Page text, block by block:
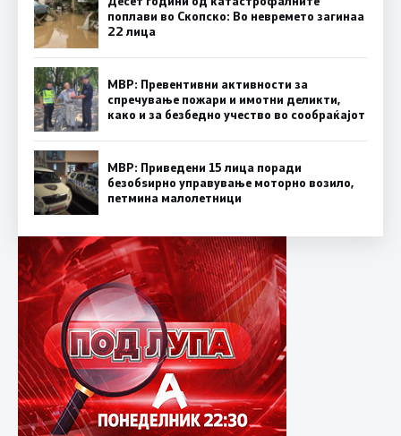
поплави во Скопско: Во невремето загинаа
22 лица
МВР: Превентивни активности за
спречување пожари и имотни деликти,
како и за безбедно учество во сообраќајот
МВР: Приведени 15 лица поради
безобѕирно управување моторно возило,
петмина малолетници